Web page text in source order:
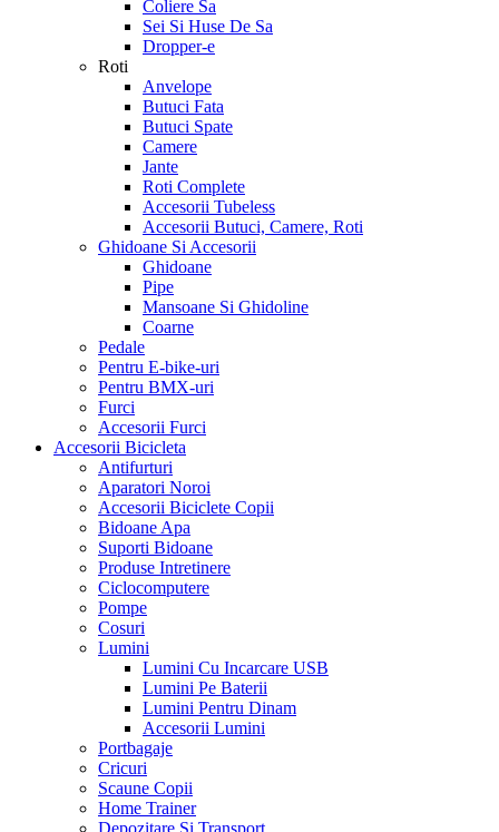
Coliere Sa
Sei Si Huse De Sa
Dropper-e
Roti
Anvelope
Butuci Fata
Butuci Spate
Camere
Jante
Roti Complete
Accesorii Tubeless
Accesorii Butuci, Camere, Roti
Ghidoane Si Accesorii
Ghidoane
Pipe
Mansoane Si Ghidoline
Coarne
Pedale
Pentru E-bike-uri
Pentru BMX-uri
Furci
Accesorii Furci
Accesorii Bicicleta
Antifurturi
Aparatori Noroi
Accesorii Biciclete Copii
Bidoane Apa
Suporti Bidoane
Produse Intretinere
Ciclocomputere
Pompe
Cosuri
Lumini
Lumini Cu Incarcare USB
Lumini Pe Baterii
Lumini Pentru Dinam
Accesorii Lumini
Portbagaje
Cricuri
Scaune Copii
Home Trainer